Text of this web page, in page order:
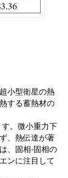
小型衛星の熱
する蓄熱材の
。微小重力下
、熱伝達が著
、固相-固相の
ンに注目して